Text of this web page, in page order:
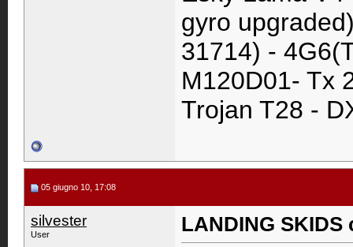
gyro
31714) -
M120D01- Tx
Trojan T28 -
05 giugno 10, 17:08
silvester
User LANDING SKIDS